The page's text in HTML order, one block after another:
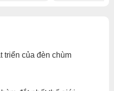
triển của đèn chùm